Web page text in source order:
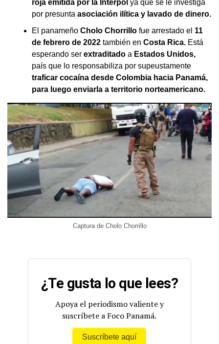
pic.twitter.com/QpdUNMRwdL
— Policía Nacional (@ProtegeryServir)November 16,
roja emitida por la Interpol ya que se le investiga
por presunta asociación ilítica y lavado de dinero.
El panameño Cholo Chorrillo fue arrestado el 11
de febrero de 2022 también en Costa Rica. Está
esperando ser extraditado a Estados Unidos,
país que lo responsabiliza por supeustamente
traficar cocaína desde Colombia hacia Panamá,
para luego enviarla a territorio norteamericano.
Captura de Cholo Chorrillo
¿Te gusta lo que lees?
Apoya el periodismo valiente y
suscríbete a Foco Panamá.
Suscríbete aquí